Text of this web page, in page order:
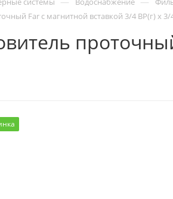
Far с магнитной вставкой 3/4 ВР(г) х 3/